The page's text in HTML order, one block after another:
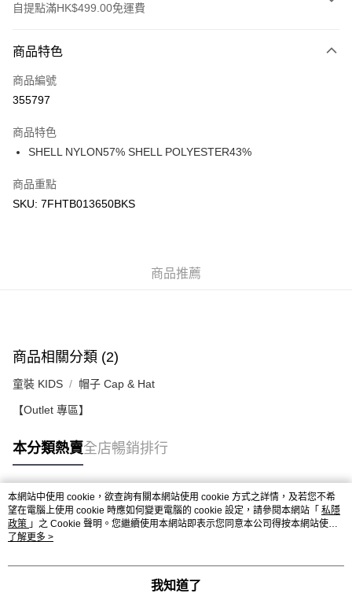
自提點滿HK$499.00免運費
信用卡
Apple Pay
AlipayHK
WeChat Pay
每筆HK$50.00，滿HK$499.00或以上免運費
配送至澳門
商品特色
商品編號
355797
商品特色
SHELL NYLON57% SHELL POLYESTER43%
商品重點
SKU: 7FHTB013650BKS
商品推薦
商品相關分類 (2)
童裝 KIDS 帽子 Cap & Hat
【Outlet 專區】
本分類熱賣全店暢銷排行
熱門標籤
熱銷排行
本網站中使用 cookie，欲查詢有關本網站使用 cookie 方式之詳情，及若您不希
望在電腦上使用 cookie 時應如何變更電腦的 cookie 設定，請參閱本網站「 私隱
政策 」之 Cookie 聲明。您繼續使用本網站即表示您同意本公司得按本網站使用
條款之 Cookie 聲明使用 cookie。
了解更多 >
我知道了